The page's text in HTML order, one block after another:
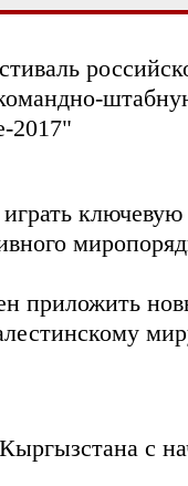
2017"
ключевую
приложить
с